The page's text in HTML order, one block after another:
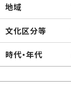
地域
文化区分等
時代・年代